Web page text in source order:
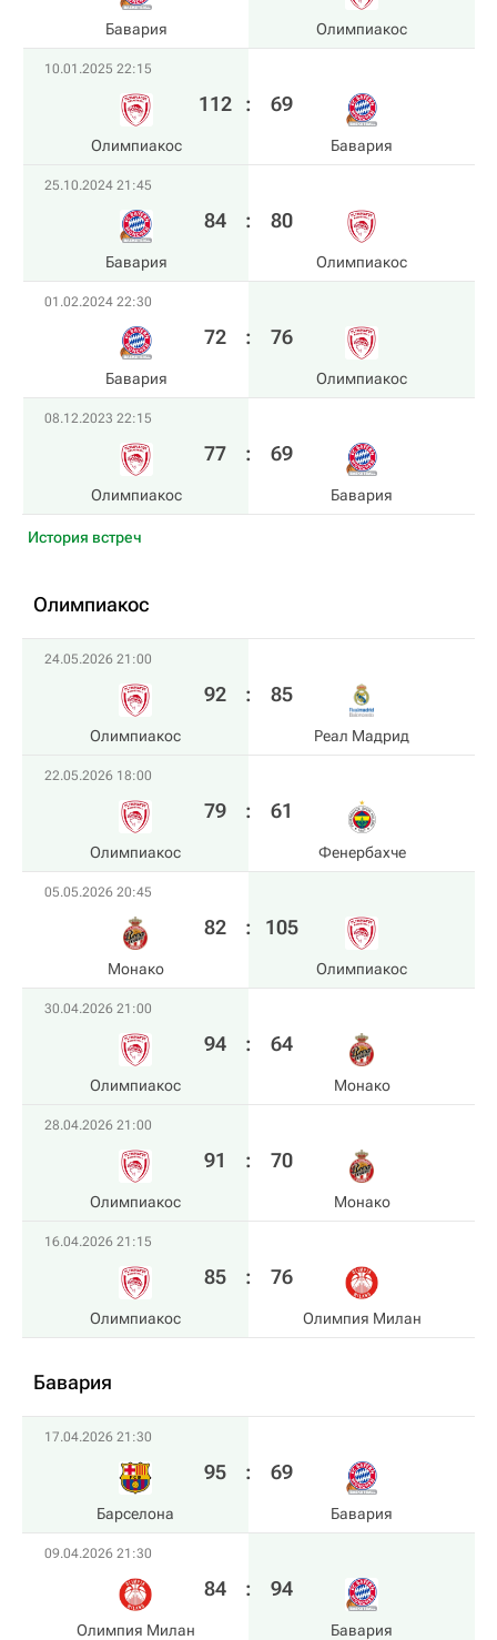
Бавария Олимпиакос
10.01.2025 22:15
Олимпиакос
112 : 69
Бавария
25.10.2024 21:45
Бавария
84 : 80
Олимпиакос
01.02.2024 22:30
Бавария
72 : 76
Олимпиакос
08.12.2023 22:15
Олимпиакос
77 : 69
Бавария
История встреч
Олимпиакос
24.05.2026 21:00
Олимпиакос
92 : 85
Реал Мадрид
22.05.2026 18:00
Олимпиакос
79 : 61
Фенербахче
05.05.2026 20:45
Монако
82 : 105
Олимпиакос
30.04.2026 21:00
Олимпиакос
94 : 64
Монако
28.04.2026 21:00
Олимпиакос
91 : 70
Монако
16.04.2026 21:15
Олимпиакос
85 : 76
Олимпия Милан
Бавария
17.04.2026 21:30
Барселона
95 : 69
Бавария
09.04.2026 21:30
Олимпия Милан
84 : 94
Бавария